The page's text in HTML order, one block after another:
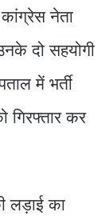
नेता
दो सहयोगी
में भर्ती
गिरफ्तार कर
लड़ाई का